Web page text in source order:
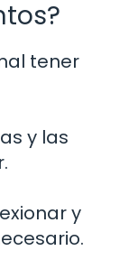
tener
y las
y